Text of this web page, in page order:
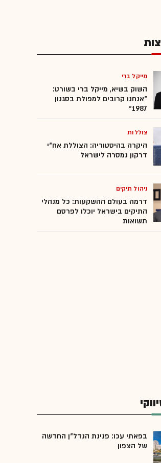
מייקל ברי
השוק בשיא, מייקל ברי בשורט:
"אנחנו קרובים למפולת בסגנון
1987"
צוללות
היקרה בהיסטוריה: הצוללת אח"י
דרקון נמסרה לישראל
ניהול תיקים
דרמה בעולם ההשקעות: כל מנהלי
התיקים בישראל יוכלו לפרסם
תשואות
בפאתי עכו: פנינת הנדל"ן החדשה
של הצפון